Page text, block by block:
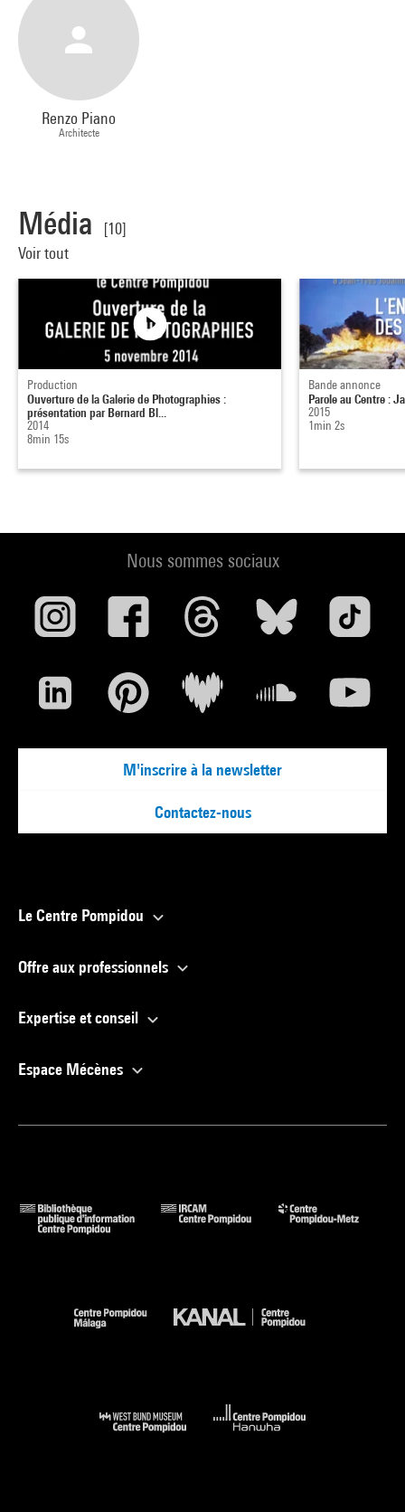
Renzo Piano
Architecte
Média
[10]
Voir tout
Production
Ouverture de la Galerie de Photographies :
présentation par Bernard Bl...
2014
8min 15s
Bande annonce
Parole au Centre :
2015
1min 2s
Nous sommes sociaux
M'inscrire à la newsletter
Contactez-nous
Le Centre Pompidou
Offre aux professionnels
Expertise et conseil
Espace Mécènes